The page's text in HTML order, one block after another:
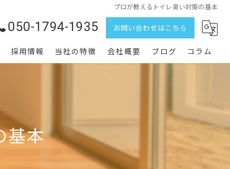
プロが教えるトイレ臭い対策の基本
050-1794-1935 お問い合わせはこちら
採用情報 当社の特徴
定期清掃
エアコン
会社概要 ブログ コラム
基本